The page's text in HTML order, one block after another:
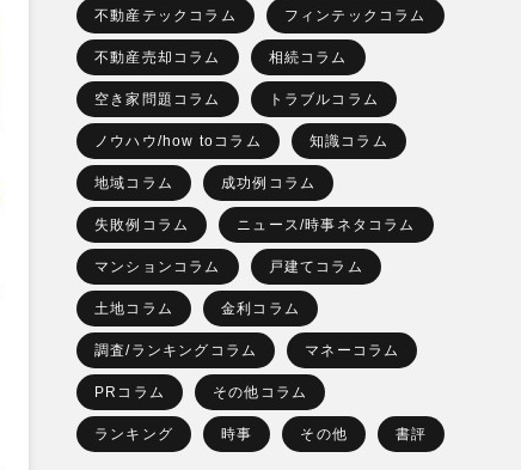
不動産テックコラム フィンテックコラム
不動産売却コラム 相続コラム
空き家問題コラム トラブルコラム
ノウハウ/how toコラム 知識コラム
地域コラム 成功例コラム
失敗例コラム ニュース/時事ネタコラム
マンションコラム 戸建てコラム
土地コラム 金利コラム
調査/ランキングコラム マネーコラム
PRコラム その他コラム
ランキング 時事 その他 書評